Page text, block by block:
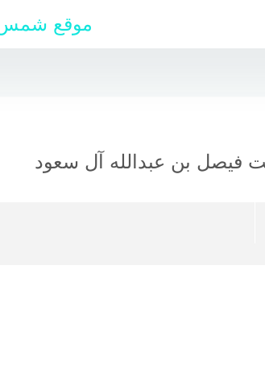
موقع شمس
فيصل بن عبدالله آل سعود